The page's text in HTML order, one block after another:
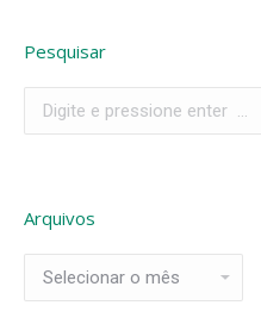
Pesquisar
Arquivos